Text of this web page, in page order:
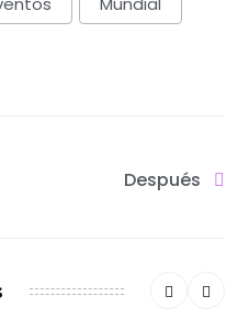
Después